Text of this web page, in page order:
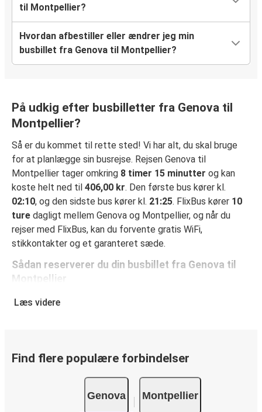
til Montpellier?
Hvordan afbestiller eller ændrer jeg min
busbillet fra Genova til Montpellier?
På udkig efter busbilletter fra Genova til
Montpellier?
Så er du kommet til rette sted! Vi har alt, du skal bruge
for at planlægge sin busrejse. Rejsen Genova til
Montpellier tager omkring 8 timer 15 minutter og kan
koste helt ned til 406,00 kr. Den første bus kører kl.
02:10, og den sidste bus kører kl. 21:25. FlixBus kører 10
ture dagligt mellem Genova og Montpellier, og når du
rejser med FlixBus, kan du forvente gratis WiFi,
stikkontakter og et garanteret sæde.
Sådan reserverer du din busbillet fra Genova til
Montpellier
Det er virkelig nemt at reserverer en billet hos FlixBus: på
mellem flere sikre onlinebetalingsmetoder som kreditkort,
Læs videre
Find flere populære forbindelser
Genova Montpellier